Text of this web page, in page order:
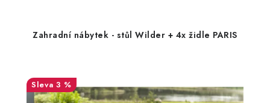
Zahradní nábytek - stůl Wilder + 4x židle PARIS
3 %